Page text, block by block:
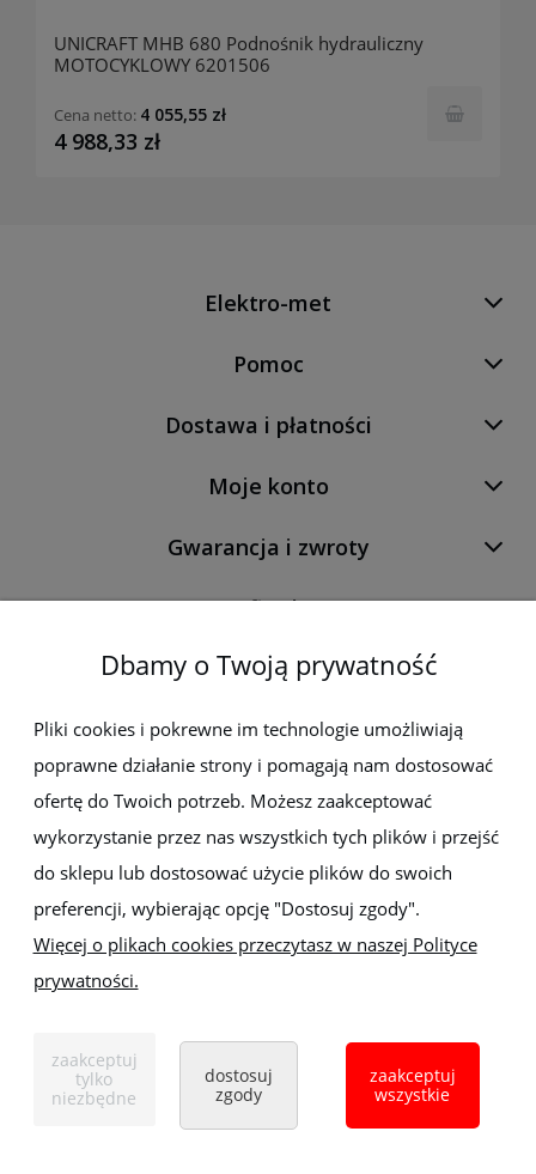
UNICRAFT MHB 680 Podnośnik hydrauliczny
MOTOCYKLOWY 6201506
4 988,33 zł
Cena netto: 4 055,55 zł
Elektro-met
Pomoc
Dostawa i płatności
Moje konto
Gwarancja i zwroty
O firmie
Newsletter
Zapisz się do newslettera, aby być na bieżąco z nowościami i
promocjami
Handlowa 1, 35-103 Rzeszów
Tel:
+48 17 853 90 49 +48 668 191 214
Dbamy o Twoją prywatność
Pliki cookies i pokrewne im technologie umożliwiają
poprawne działanie strony i pomagają nam dostosować
ofertę do Twoich potrzeb. Możesz zaakceptować
wykorzystanie przez nas wszystkich tych plików i przejść
do sklepu lub dostosować użycie plików do swoich
preferencji, wybierając opcję "Dostosuj zgody".
Więcej o plikach cookies przeczytasz w naszej Polityce
prywatności.
zaakceptuj
tylko
niezbędne
dostosuj
zgody
zaakceptuj
wszystkie